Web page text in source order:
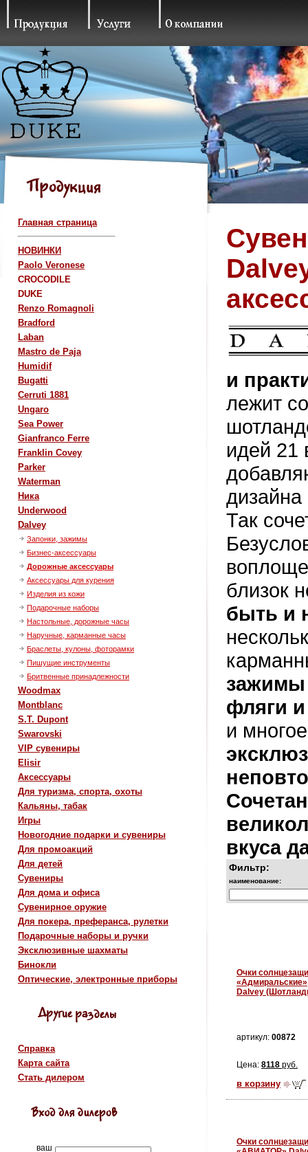
Главная страница
НОВИНКИ
Paolo Veronese
CROCODILE
DUKE
Renzo Romagnoli
Bradford
Laban
Mastro de Paja
Humidif
Bugatti
Cerruti 1881
Ungaro
Sea Power
Gianfranco Ferre
Franklin Covey
Parker
Waterman
Ника
Underwood
Dalvey
Запонки, зажимы
Бизнес-аксессуары
Дорожные аксессуары
Аксессуары для курения
Изделия из кожи
Подарочные наборы
Настольные, дорожные часы
Наручные, карманные часы
Браслеты, кулоны, фоторамки
Пишущие инструменты
Бритвенные принадлежности
Woodmax
Montblanc
S.T. Dupont
Swarovski
VIP сувениры
Elisir
Аксессуары
Для туризма, спорта, охоты
Кальяны, табак
Игры
Новогодние подарки и сувениры
Для промоакций
Для детей
Сувениры
Для дома и офиса
Сувенирное оружие
Для покера, преферанса, рулетки
Подарочные наборы и ручки
Эксклюзивные шахматы
Бинокли
Оптические, электронные приборы
Справка
Карта сайта
Стать дилером
ваш
и
лежит
идей 21
Так
близок
быть и
зажимы
фляги
и
вкуса
Фильтр:
наименование:
Очки
«Адмиральские»
Dalvey
артикул: 00872
Цена: 8118 руб.
в корзину
Очки